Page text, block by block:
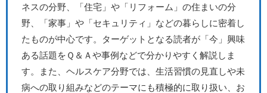
ネスの分野、「住宅」や「リフォーム」の住まいの分
野、「家事」や「セキュリティ」などの暮らしに密着し
たものが中心です。ターゲットとなる読者が「今」興味
ある話題をＱ＆Ａや事例などで分かりやすく解説しま
す。また、ヘルスケア分野では、生活習慣の見直しや未
病への取り組みなどのテーマにも積極的に取り扱い、お